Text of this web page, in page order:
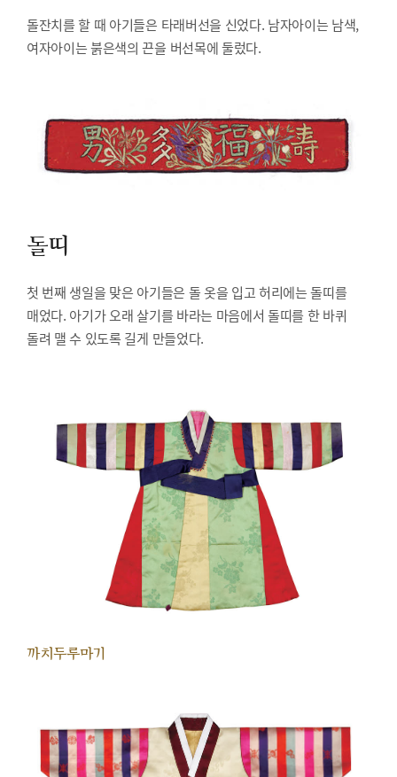
돌잔치를 할 때 아기들은 타래버선을 신었다. 남자아이는 남색,
여자아이는 붉은색의 끈을 버선목에 둘렀다.
돌띠
첫 번째 생일을 맞은 아기들은 돌 옷을 입고 허리에는 돌띠를
매었다. 아기가 오래 살기를 바라는 마음에서 돌띠를 한 바퀴
돌려 맬 수 있도록 길게 만들었다.
까치두루마기